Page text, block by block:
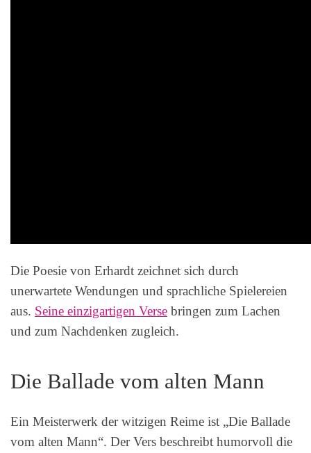
Die Poesie von Erhardt zeichnet sich durch
unerwartete Wendungen und sprachliche Spielereien
aus. Seine einzigartigen Verse bringen zum Lachen
und zum Nachdenken zugleich.
Die Ballade vom alten Mann
Ein Meisterwerk der witzigen Reime ist „Die Ballade
vom alten Mann“. Der Vers beschreibt humorvoll die